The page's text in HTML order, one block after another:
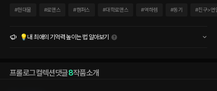
큰 키의 존레기 한재훈이 어깨를 기대며 물었고, 옆 테이블에서 책을 펴놓고 있던 복학생
#현대물 #로맨스 #캠퍼스 #대학로맨스 #역하렘 #동기 #친구>연
💡내 최애의 기억력 높이는 법 알아보기
프롤로그컬렉션댓글8작품소개